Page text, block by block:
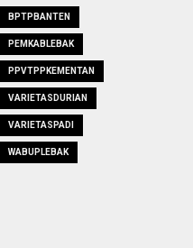
BPTPBANTEN
PEMKABLEBAK
PPVTPPKEMENTAN
VARIETASDURIAN
VARIETASPADI
WABUPLEBAK